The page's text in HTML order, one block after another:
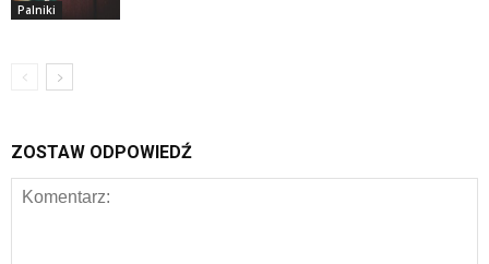
Palniki
ZOSTAW ODPOWIEDŹ